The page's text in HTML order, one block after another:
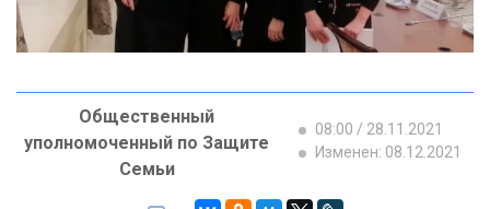
Общественный
уполномоченный по Защите
Семьи
08:00 / 28.11.2021
Изменен: 08.12.2021